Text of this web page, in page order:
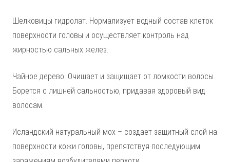
Шелковицы гидролат. Нормализует водный состав клеток
поверхности головы и осуществляет контроль над
жирностью сальных желез.
Чайное дерево. Очищает и защищает от ломкости волосы.
Борется с лишней сальностью, придавая здоровый вид
волосам.
Исландский натуральный мох – создает защитный слой на
поверхности кожи головы, препятствуя последующим